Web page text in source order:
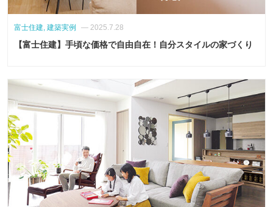
富士住建, 建築実例 — 2025.7.28
【富士住建】手頃な価格で自由自在！自分スタイルの家づくり